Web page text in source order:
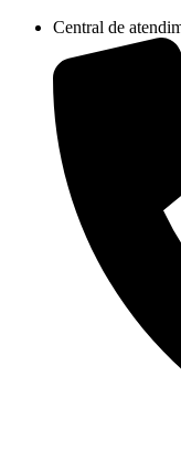
conteúdo
Central de